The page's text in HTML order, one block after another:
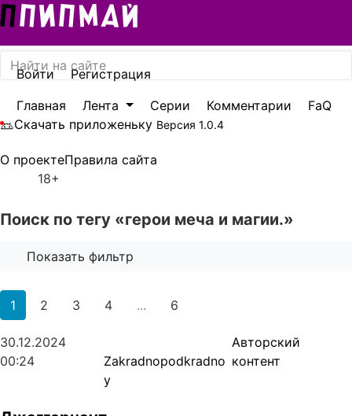
Акцентный цвет
Бирюзовый
Игровой блок на главной
Для всех устройств
Войти
Регистрация
Главная
Лента Серии Комментарии
FaQ
Скачать приложеньку Версия 1.0.4
О проектеПравила сайта
18+
Поиск по тегу «герои меча и магии.»
Показать фильтр
1 2 3 4 ... 6
30.12.2024
00:24
Zakradnopodkradno
y
Авторский
контент